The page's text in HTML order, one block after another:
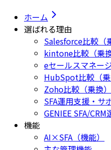
ホーム
選ばれる理由
Salesforce比較（
kintone比較（乗換
eセールスマネー
HubSpot比較（乗
Zoho比較（乗換）
SFA運用支援・サ
GENIEE SFA/
機能
AI×SFA（機能）